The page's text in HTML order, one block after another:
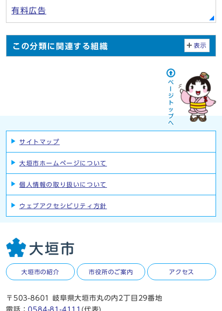
有料広告
この分類に関連する組織 表示
サイトマップ
大垣市ホームページについて
個人情報の取り扱いについて
ウェブアクセシビリティ方針
大垣市の紹介 市役所のご案内 アクセス
〒503-8601 岐阜県大垣市丸の内2丁目29番地
電話：0584-81-4111 (代表)